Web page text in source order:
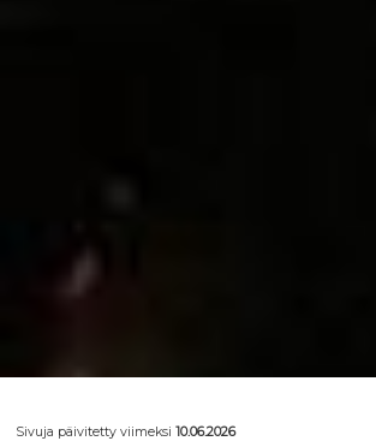
Sivuja päivitetty viimeksi10.06.2026